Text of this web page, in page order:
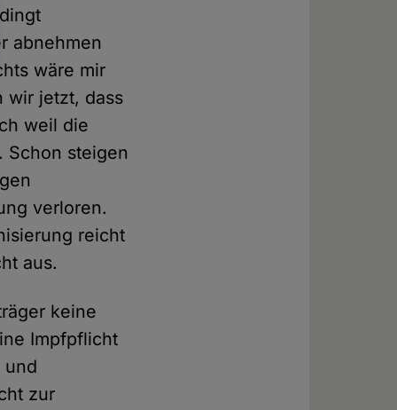
abnehmen
wäre mir
wir jetzt, dass
weil die
Schon steigen
verloren.
reicht
aus.
keine
Impfpflicht
und
zur